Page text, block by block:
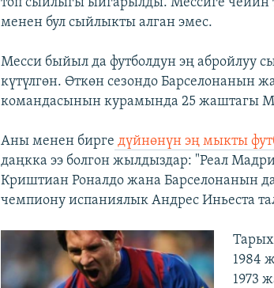
менен бул сыйлыкты алган эмес.
Месси быйыл да футболдун эң абройлуу
күтүлгөн. Өткөн сезондо Барселонанын
командасынын курамында 25 жаштагы
Аны менен бирге дүйнөнүн эң мыкты
даңкка ээ болгон жылдыздар: "Реал
Криштиан Роналдо жана Барселонанын
чемпиону испаниялык Андрес Иньеста
1984
1973